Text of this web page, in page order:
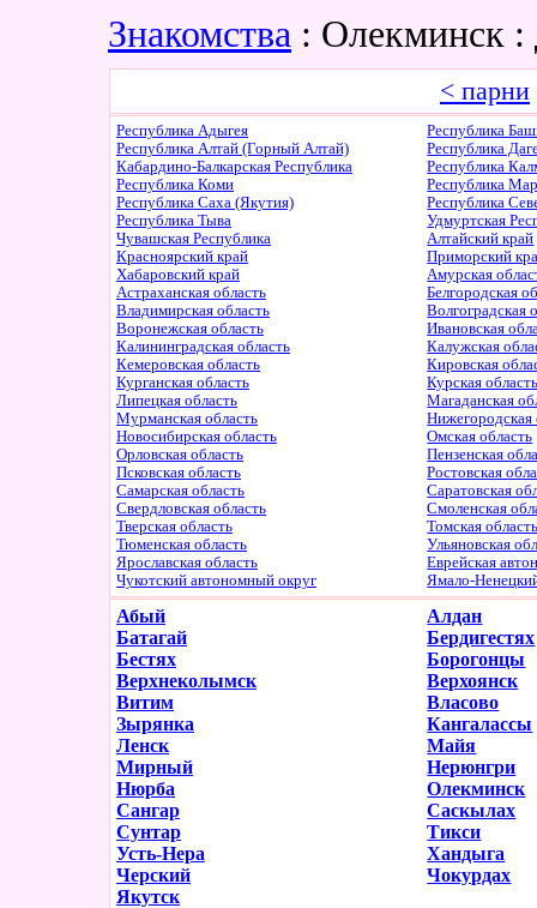
Знакомства : Олекминск
< парни
Республика Адыгея
Республика
Республика Алтай (Горный Алтай)
Республика
Кабардино-Балкарская Республика
Республика
Республика Коми
Республика
Республика Саха (Якутия)
Республика
Республика Тыва
Удмуртская
Чувашская Республика
Алтайский край
Красноярский край
Приморский
Хабаровский край
Амурская
Астраханская область
Белгородская
Владимирская область
Волгоградская
Воронежская область
Ивановская
Калининградская область
Калужская
Кемеровская область
Кировская
Курганская область
Курская
Липецкая область
Магаданская
Мурманская область
Нижегородская
Новосибирская область
Омская область
Орловская область
Пензенская
Псковская область
Ростовская
Самарская область
Саратовская
Свердловская область
Смоленская
Тверская область
Томская
Тюменская область
Ульяновская
Ярославская область
Еврейская
Чукотский автономный округ
Ямало-
Абый
Алдан
Батагай
Бердигестях
Бестях
Борогонцы
Верхнеколымск
Верхоянск
Витим
Власово
Зырянка
Кангалассы
Ленск
Майя
Мирный
Нерюнгри
Нюрба
Олекминск
Сангар
Саскылах
Сунтар
Тикси
Усть-Нера
Хандыга
Черский
Чокурдах
Якутск